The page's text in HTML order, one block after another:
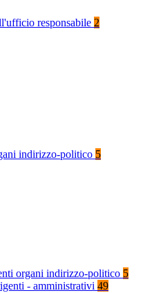
responsabile 2
indirizzo-politico 5
organi indirizzo-politico 5
- amministrativi 49